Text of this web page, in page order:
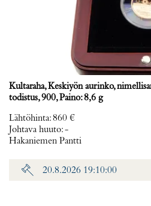
Kultaraha, Keskiyön aurinko,
todistus, 900, Paino: 8,6 g
Lähtöhinta:860 €
Johtava huuto:-
Hakaniemen Pantti
20.8.2026 19:10:00